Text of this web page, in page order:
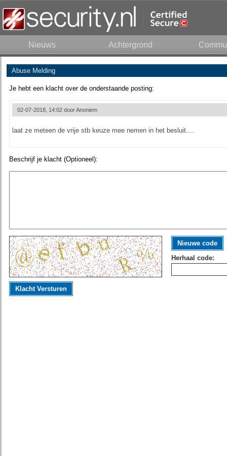
Nieuws Achtergrond
Abuse Melding
Je hebt een klacht over de onderstaande posting:
02-07-2018, 14:02 doorAnoniem
laat ze meteen de vrije stb keuze mee nemen in het besluit....
Beschrijf je klacht (Optioneel):
Nieuwe code
Herhaal code:
Klacht Versturen